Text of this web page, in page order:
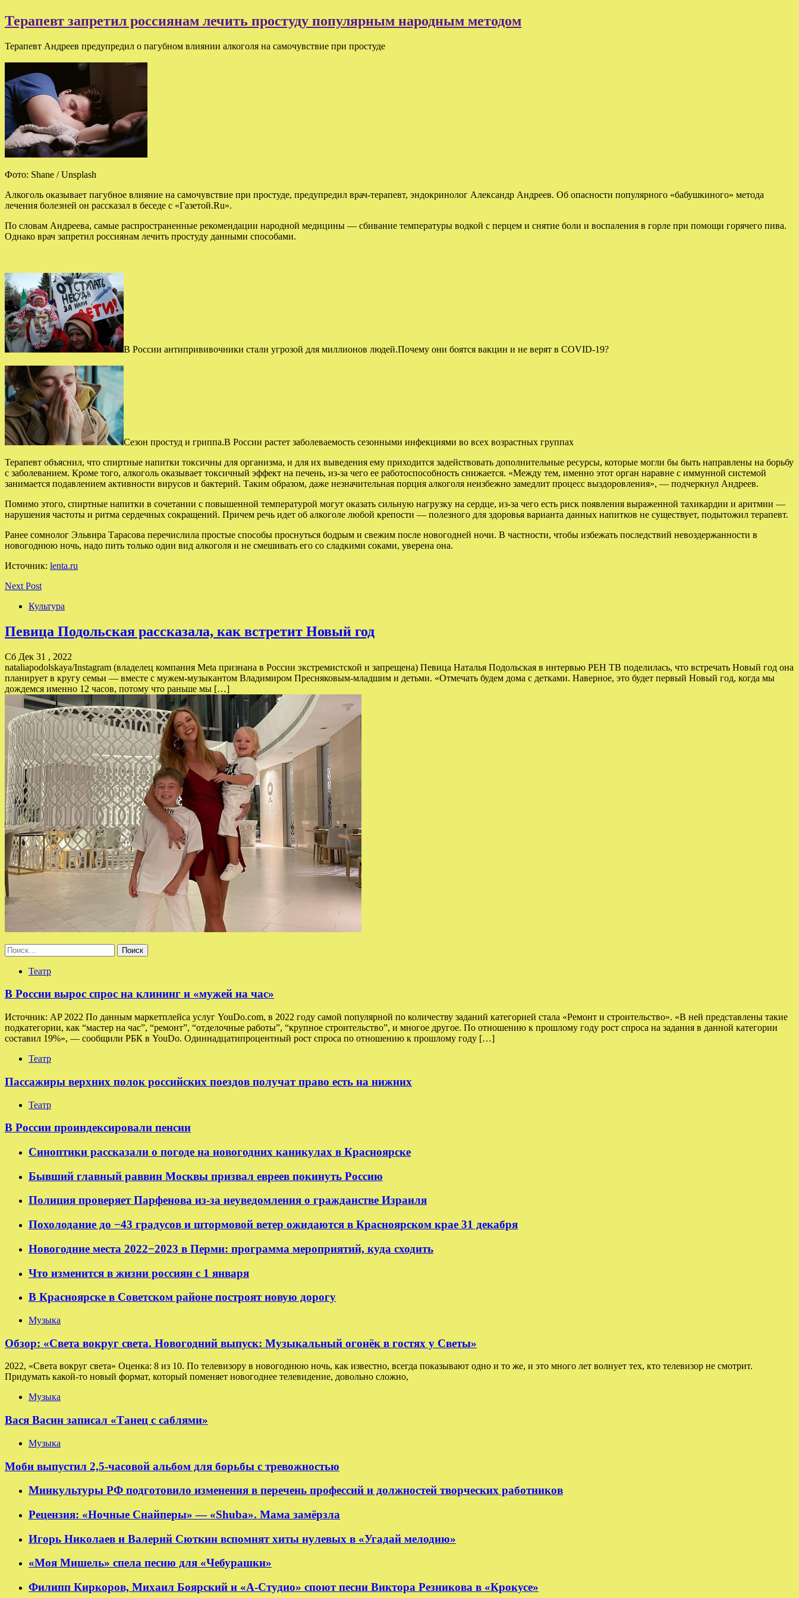
Терапевт запретил россиянам лечить простуду популярным народным методом
Терапевт Андреев предупредил о пагубном влиянии алкоголя на самочувствие при простуде
Фото: Shane / Unsplash
Алкоголь оказывает пагубное влияние на самочувствие при простуде, предупредил врач-терапевт, эндокринолог Александр Андреев. Об опасности популярного «бабушкиного» метода
лечения болезней он рассказал в беседе с «Газетой.Ru».
По словам Андреева, самые распространенные рекомендации народной медицины — сбивание температуры водкой с перцем и снятие боли и воспаления в горле при помощи горячего пива.
Однако врач запретил россиянам лечить простуду данными способами.
В России антипрививочники стали угрозой для миллионов людей.Почему они боятся вакцин и не верят в COVID-19?
Сезон простуд и гриппа.В России растет заболеваемость сезонными инфекциями во всех возрастных группах
Терапевт объяснил, что спиртные напитки токсичны для организма, и для их выведения ему приходится задействовать дополнительные ресурсы, которые могли бы быть направлены на борьбу
с заболеванием. Кроме того, алкоголь оказывает токсичный эффект на печень, из-за чего ее работоспособность снижается. «Между тем, именно этот орган наравне с иммунной системой
занимается подавлением активности вирусов и бактерий. Таким образом, даже незначительная порция алкоголя неизбежно замедлит процесс выздоровления», — подчеркнул Андреев.
Помимо этого, спиртные напитки в сочетании с повышенной температурой могут оказать сильную нагрузку на сердце, из-за чего есть риск появления выраженной тахикардии и аритмии —
нарушения частоты и ритма сердечных сокращений. Причем речь идет об алкоголе любой крепости — полезного для здоровья варианта данных напитков не существует, подытожил терапевт.
Ранее сомнолог Эльвира Тарасова перечислила простые способы проснуться бодрым и свежим после новогодней ночи. В частности, чтобы избежать последствий невоздержанности в
новогоднюю ночь, надо пить только один вид алкоголя и не смешивать его со сладкими соками, уверена она.
Источник: lenta.ru
Next Post
Культура
Певица Подольская рассказала, как встретит Новый год
Сб Дек 31 , 2022
nataliapodolskaya/Instagram (владелец компания Meta признана в России экстремистской и запрещена) Певица Наталья Подольская в интервью РЕН ТВ поделилась, что встречать Новый год она
планирует в кругу семьи — вместе с мужем-музыкантом Владимиром Пресняковым-младшим и детьми. «Отмечать будем дома с детками. Наверное, это будет первый Новый год, когда мы
дождемся именно 12 часов, потому что раньше мы […]
Найти:
Театр
В России вырос спрос на клининг и «мужей на час»
Источник: AP 2022 По данным маркетплейса услуг YouDo.com, в 2022 году самой популярной по количеству заданий категорией стала «Ремонт и строительство». «В ней представлены такие
подкатегории, как “мастер на час”, “ремонт”, “отделочные работы”, “крупное строительство”, и многое другое. По отношению к прошлому году рост спроса на задания в данной категории
составил 19%», — сообщили РБК в YouDo. Одиннадцатипроцентный рост спроса по отношению к прошлому году […]
Театр
Пассажиры верхних полок российских поездов получат право есть на нижних
Театр
В России проиндексировали пенсии
Синоптики рассказали о погоде на новогодних каникулах в Красноярске
Бывший главный раввин Москвы призвал евреев покинуть Россию
Полиция проверяет Парфенова из-за неуведомления о гражданстве Израиля
Похолодание до −43 градусов и штормовой ветер ожидаются в Красноярском крае 31 декабря
Новогодние места 2022−2023 в Перми: программа мероприятий, куда сходить
Что изменится в жизни россиян с 1 января
В Красноярске в Советском районе построят новую дорогу
Музыка
Обзор: «Света вокруг света. Новогодний выпуск: Музыкальный огонёк в гостях у Светы»
2022, «Света вокруг света» Оценка: 8 из 10. По телевизору в новогоднюю ночь, как известно, всегда показывают одно и то же, и это много лет волнует тех, кто телевизор не смотрит.
Придумать какой-то новый формат, который поменяет новогоднее телевидение, довольно сложно,
Музыка
Вася Васин записал «Танец с саблями»
Музыка
Моби выпустил 2,5-часовой альбом для борьбы с тревожностью
Минкультуры РФ подготовило изменения в перечень профессий и должностей творческих работников
Рецензия: «Ночные Снайперы» — «Shuba». Мама замёрзла
Игорь Николаев и Валерий Сюткин вспомнят хиты нулевых в «Угадай мелодию»
«Моя Мишель» спела песню для «Чебурашки»
Филипп Киркоров, Михаил Боярский и «А-Студио» споют песни Виктора Резникова в «Крокусе»